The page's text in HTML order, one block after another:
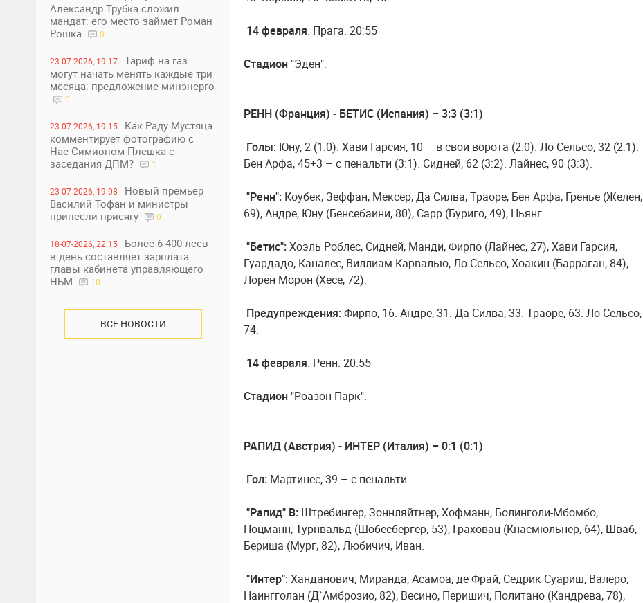
Александр Трубка сложил
мандат: его место займет Роман
Рошка
0
23-07-2026, 19:17
Тариф на газ
могут начать менять каждые три
месяца: предложение минэнерго
0
23-07-2026, 19:15
Как Раду Мустяца
комментирует фотографию с
Нае-Симионом Плешка с
заседания ДПМ?
1
23-07-2026, 19:08
Новый премьер
Василий Тофан и министры
принесли присягу
0
18-07-2026, 22:15
Более 6 400 леев
в день составляет зарплата
главы кабинета управляющего
НБМ
10
ВСЕ НОВОСТИ
14 февраля. Прага. 20:55
Стадион "Эден".
РЕНН (Франция) - БЕТИС (Испания) – 3:3 (3:1)
Голы: Юну, 2 (1:0). Хави Гарсия, 10 – в свои ворота (2:0). Ло Сельсо, 32 (2:1).
Бен Арфа, 45+3 – с пенальти (3:1). Сидней, 62 (3:2). Лайнес, 90 (3:3).
"Ренн": Коубек, Зеффан, Мексер, Да Силва, Траоре, Бен Арфа, Гренье (Желен,
69), Андре, Юну (Бенсебаини, 80), Сарр (Буриго, 49), Ньянг.
"Бетис": Хоэль Роблес, Сидней, Манди, Фирпо (Лайнес, 27), Хави Гарсия,
Гуардадо, Каналес, Виллиам Карвалью, Ло Сельсо, Хоакин (Барраган, 84),
Лорен Морон (Хесе, 72).
Предупреждения: Фирпо, 16. Андре, 31. Да Силва, 33. Траоре, 63. Ло Сельсо,
74.
14 февраля. Ренн. 20:55
Стадион "Роазон Парк".
РАПИД (Австрия) - ИНТЕР (Италия) – 0:1 (0:1)
Гол: Мартинес, 39 – с пенальти.
"Рапид" В: Штребингер, Зоннляйтнер, Хофманн, Болинголи-Мбомбо,
Поцманн, Турнвальд (Шобесбергер, 53), Граховац (Кнасмюльнер, 64), Шваб,
Бериша (Мург, 82), Любичич, Иван.
"Интер": Ханданович, Миранда, Асамоа, де Фрай, Седрик Суариш, Валеро,
Наингголан (Д`Амброзио, 82), Весино, Перишич, Политано (Кандрева, 78),